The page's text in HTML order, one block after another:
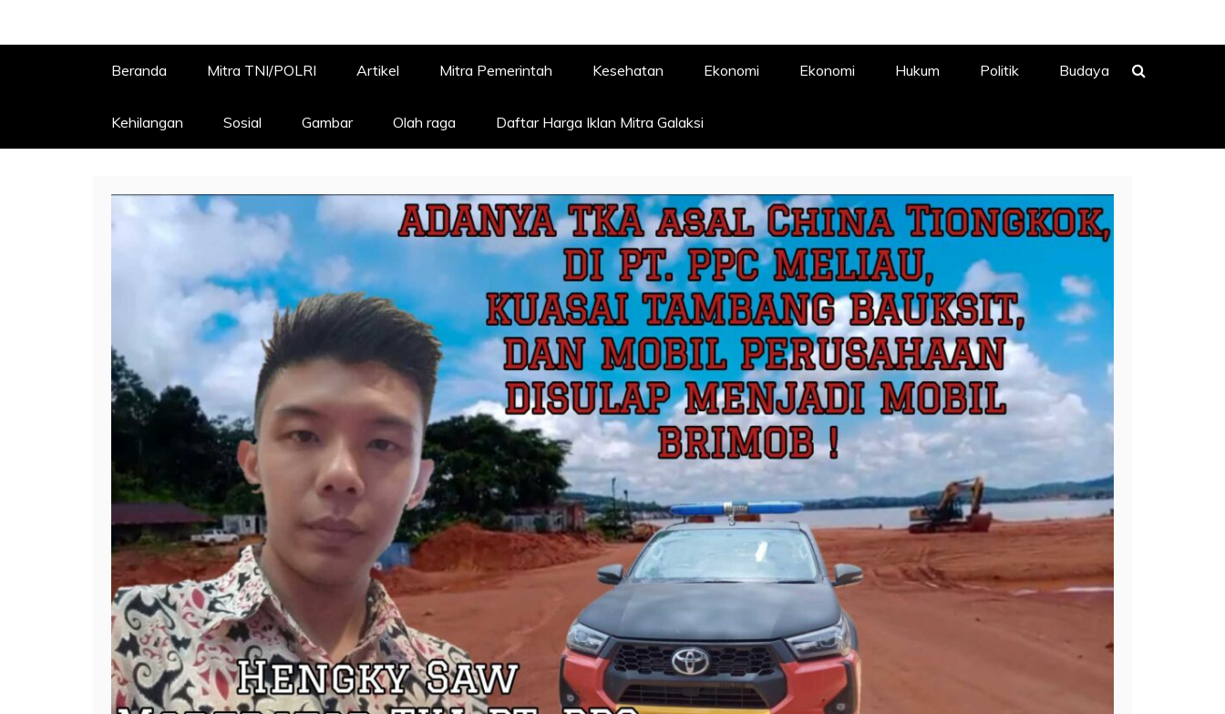
Beranda Mitra TNI/POLRI Artikel Mitra Pemerintah Kesehatan Ekonomi Ekonomi Hukum Politik Budaya
Kehilangan Sosial Gambar Olah raga Daftar Harga Iklan Mitra Galaksi